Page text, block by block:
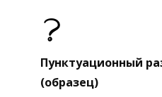
Пунктуационный
(образец)